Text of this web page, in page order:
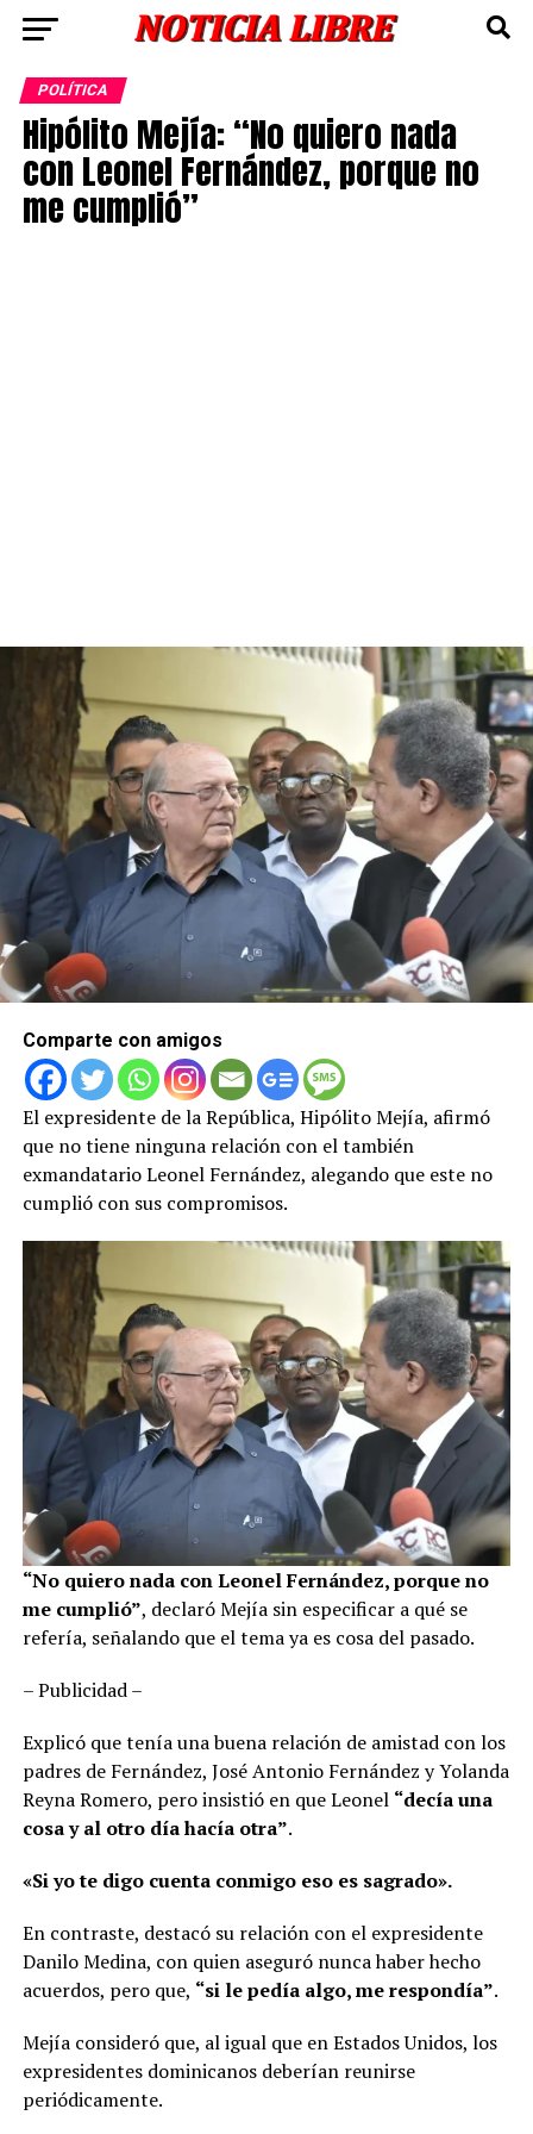
POLÍTICA
Hipólito Mejía: “No quiero nada
con Leonel Fernández, porque no
me cumplió”
Comparte con amigos
El expresidente de la República, Hipólito Mejía, afirmó
que no tiene ninguna relación con el también
exmandatario Leonel Fernández, alegando que este no
cumplió con sus compromisos.
“No quiero nada con Leonel Fernández, porque no
me cumplió”, declaró Mejía sin especificar a qué se
refería, señalando que el tema ya es cosa del pasado.
– Publicidad –
Explicó que tenía una buena relación de amistad con los
padres de Fernández, José Antonio Fernández y Yolanda
Reyna Romero, pero insistió en que Leonel “decía una
cosa y al otro día hacía otra”.
«Si yo te digo cuenta conmigo eso es sagrado».
En contraste, destacó su relación con el expresidente
Danilo Medina, con quien aseguró nunca haber hecho
acuerdos, pero que, “si le pedía algo, me respondía”.
Mejía consideró que, al igual que en Estados Unidos, los
expresidentes dominicanos deberían reunirse
periódicamente.